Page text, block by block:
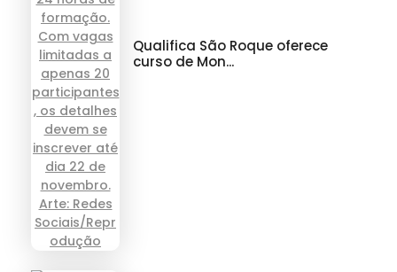
Qualifica São Roque oferece
curso de Mon...